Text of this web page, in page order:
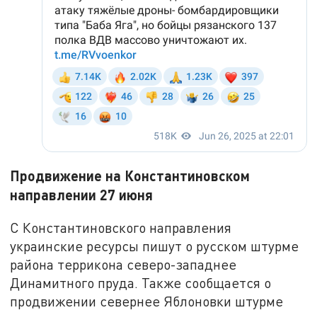
Продвижение на Константиновском
направлении 27 июня
С Константиновского направления
украинские ресурсы пишут о русском штурме
района террикона северо-западнее
Динамитного пруда. Также сообщается о
продвижении севернее Яблоновки штурме